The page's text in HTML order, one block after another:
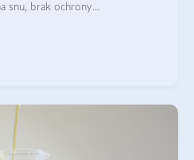
snu, brak ochrony